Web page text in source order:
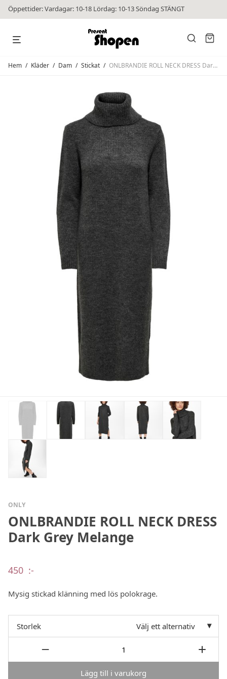
Öppettider: Vardagar: 10-18 Lördag: 10-13 Söndag STÄNGT
Hem / Kläder / Dam / Stickat / ONLBRANDIE ROLL NECK DRESS Dark Grey Melange
ONLY
ONLBRANDIE ROLL NECK DRESS
Dark Grey Melange
450 :-
Mysig stickad klänning med lös polokrage.
Storlek Välj ett alternativ
Lägg till i varukorg